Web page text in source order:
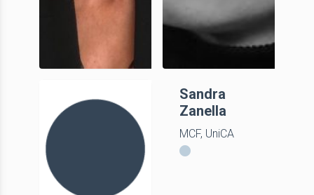
Pimouguet-
Histoire et
Sandra
Zanella
MCF, UniCA